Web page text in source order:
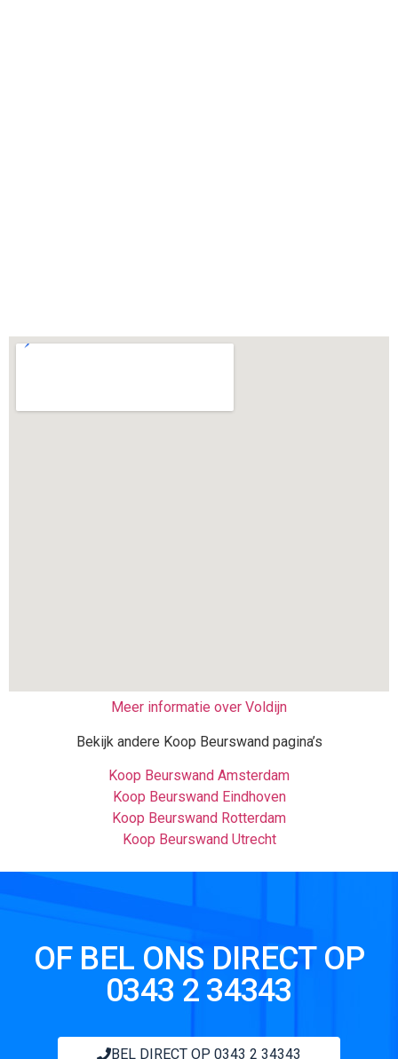
Meer informatie over Voldijn
Bekijk andere Koop Beurswand pagina’s
Koop Beurswand Amsterdam
Koop Beurswand Eindhoven
Koop Beurswand Rotterdam
Koop Beurswand Utrecht
OF BEL ONS DIRECT OP
0343 2 34343
BEL DIRECT OP 0343 2 34343